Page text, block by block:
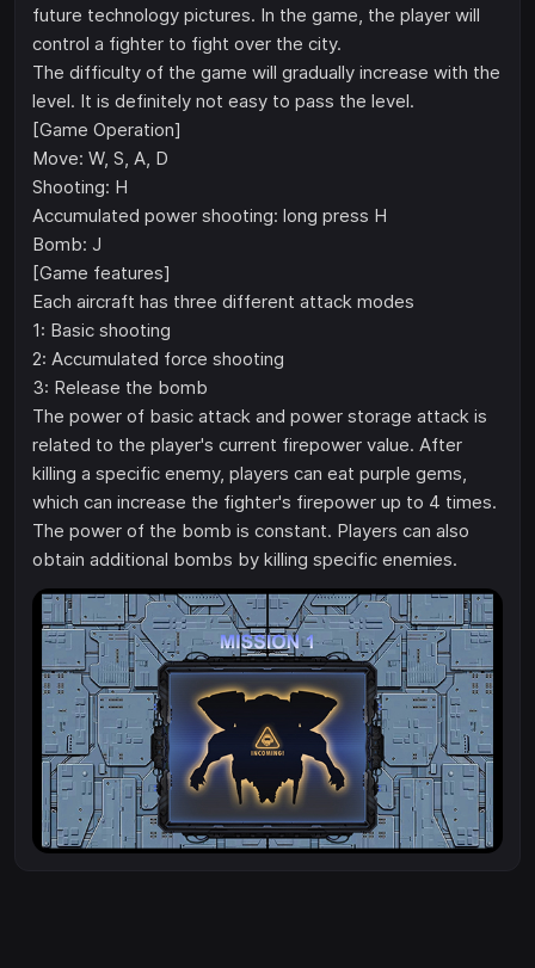
future technology pictures. In the game, the player will
control a fighter to fight over the city.
The difficulty of the game will gradually increase with the
level. It is definitely not easy to pass the level.
[Game Operation]
Move: W, S, A, D
Shooting: H
Accumulated power shooting: long press H
Bomb: J
[Game features]
Each aircraft has three different attack modes
1: Basic shooting
2: Accumulated force shooting
3: Release the bomb
The power of basic attack and power storage attack is
related to the player's current firepower value. After
killing a specific enemy, players can eat purple gems,
which can increase the fighter's firepower up to 4 times.
The power of the bomb is constant. Players can also
obtain additional bombs by killing specific enemies.